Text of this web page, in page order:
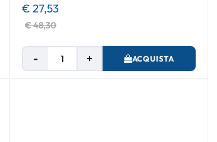
€ 48,30
€ 27,53
Quantità ACQUISTA